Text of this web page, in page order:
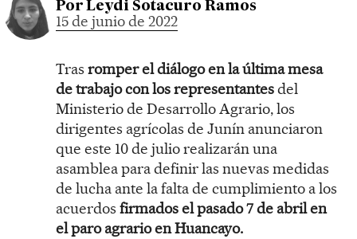
Por Leydi Sotacuro Ramos
15 de junio de 2022
Tras romper el diálogo en la última mesa
de trabajo con los representantesdel
Ministerio de Desarrollo Agrario, los
dirigentes agrícolas de Junín anunciaron
que este 10 de julio realizarán una
asamblea para definir las nuevas medidas
de lucha ante la falta de cumplimiento a los
acuerdos firmados el pasado 7 de abril en
el paro agrario en Huancayo.